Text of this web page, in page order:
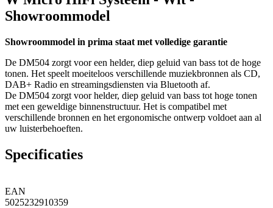
Showroommodel
Showroommodel in prima staat met volledige garantie
De DM504 zorgt voor een helder, diep geluid van bass tot de hoge
tonen. Het speelt moeiteloos verschillende muziekbronnen als CD,
DAB+ Radio en streamingsdiensten via Bluetooth af.
De DM504 zorgt voor helder, diep geluid van bass tot hoge tonen
met een geweldige binnenstructuur. Het is compatibel met
verschillende bronnen en het ergonomische ontwerp voldoet aan al
uw luisterbehoeften.
Specificaties
EAN
5025232910359